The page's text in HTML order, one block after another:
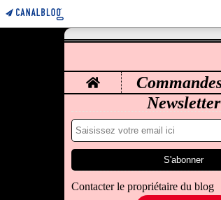
Home
Newsletter
Contacter le propriétaire du blog